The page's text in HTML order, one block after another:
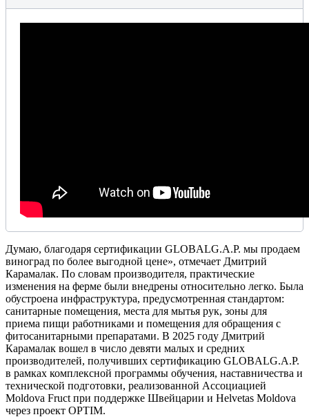
Думаю, благодаря сертификации GLOBALG.A.P. мы продаем
виноград по более выгодной цене», отмечает Дмитрий
Карамалак. По словам производителя, практические
изменения на ферме были внедрены относительно легко. Была
обустроена инфраструктура, предусмотренная стандартом:
санитарные помещения, места для мытья рук, зоны для
приема пищи работниками и помещения для обращения с
фитосанитарными препаратами. В 2025 году Дмитрий
Карамалак вошел в число девяти малых и средних
производителей, получивших сертификацию GLOBALG.A.P.
в рамках комплексной программы обучения, наставничества и
технической подготовки, реализованной Ассоциацией
Moldova Fruct при поддержке Швейцарии и Helvetas Moldova
через проект OPTIM.